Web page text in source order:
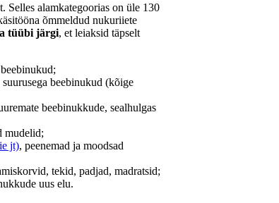
alamkategoorias on üle 130
õmmeldud nukuriiete
tüübi järgi, et leiaksid täpselt
suurusega beebinukud (kõige
beebinukkude, sealhulgas
mudelid;
jt), peenemad ja moodsad
tekid, padjad, madratsid;
uus elu.